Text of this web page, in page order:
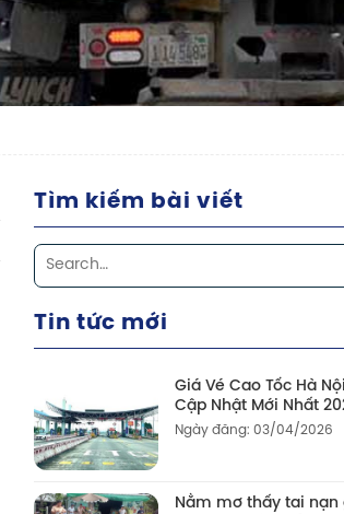
Tìm kiếm bài viết
Tin tức mới
Giá Vé Cao Tốc Hà
Cập Nhật Mới Nhất
Ngày đăng: 03/04/2026
Nằm mơ thấy tai nạn